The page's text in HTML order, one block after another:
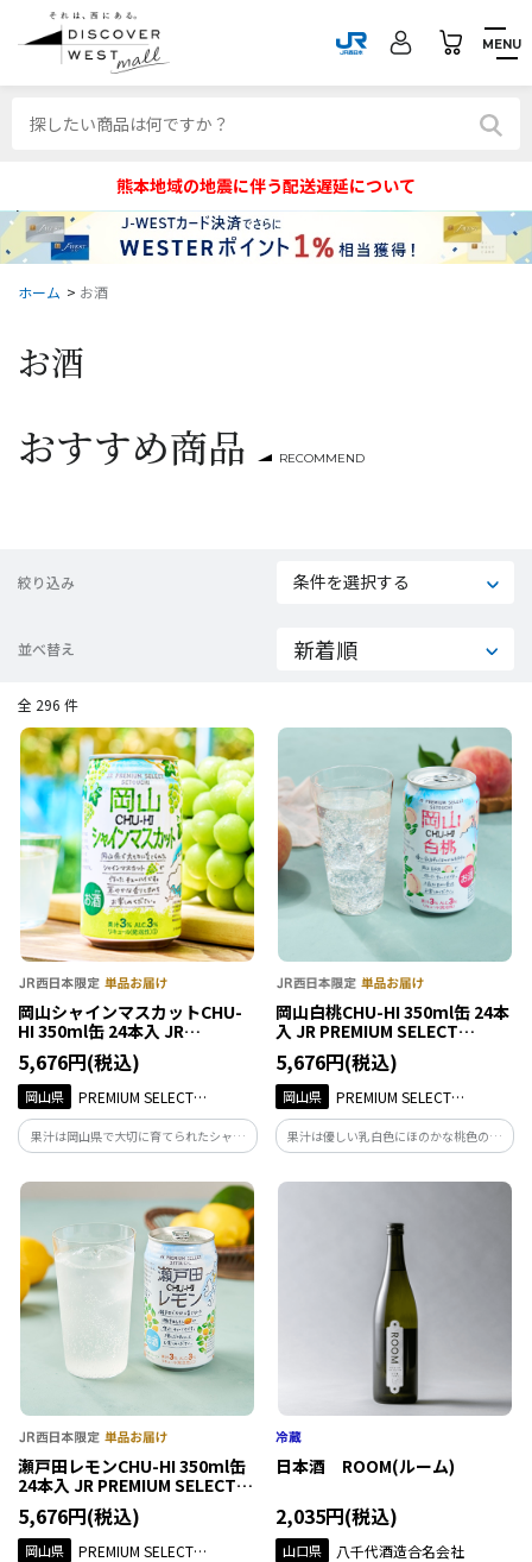
MENU
熊本地域の地震に伴う配送遅延について
ホーム > お酒
お酒
おすすめ商品 RECOMMEND
絞り込み 条件を選択する
並べ替え
全 296 件
岡山シャインマスカットCHU-
HI 350ml缶 24本入 JR
PREMIUM SELECT SETOUCHI
5,676円(税込)
岡山県
PREMIUM SELECT
SETOUCHI
果汁は岡山県で大切に育てられたシャイ
ンマスカットのみを使用。華やかな香り
と甘みをお楽しみください。果汁3%／ア
ルコール分3%。
岡山白桃CHU-HI 350ml缶 24本
入 JR PREMIUM SELECT
SETOUCHI
5,676円(税込)
岡山県
PREMIUM SELECT
SETOUCHI
果汁は優しい乳白色にほのかな桃色の岡
山白桃 １００%のみで作ったチューハイ
です。上品な甘さと香りをお楽しみくださ
瀬戸田レモンCHU-HI 350ml缶
24本入 JR PREMIUM SELECT
SETOUCHI
5,676円(税込)
岡山県
PREMIUM SELECT
日本酒 ROOM(ルーム)
2,035円(税込)
山口県 八千代酒造合名会社